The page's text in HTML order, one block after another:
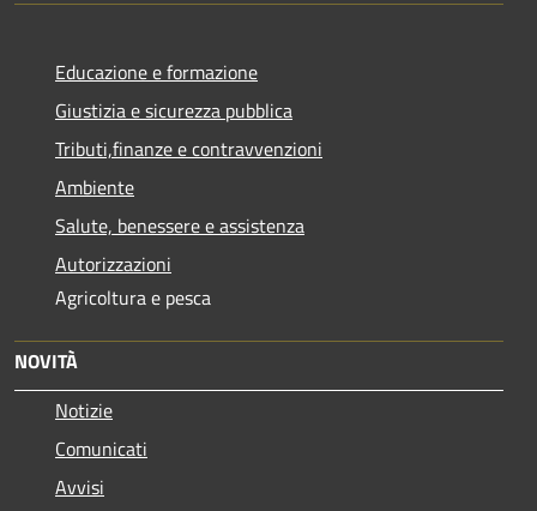
Educazione e formazione
Giustizia e sicurezza pubblica
Tributi,finanze e contravvenzioni
Ambiente
Salute, benessere e assistenza
Autorizzazioni
Agricoltura e pesca
NOVITÀ
Notizie
Comunicati
Avvisi